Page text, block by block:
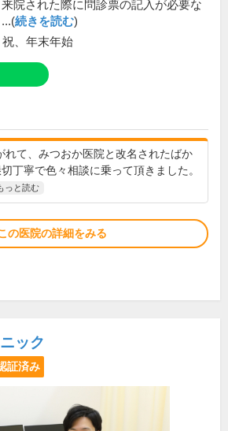
院された際に問診票の記入が必要な
続きを読む)
、年末年始
れて、みつおか医院と改名されたばか
丁寧で色々相談に乗って頂きました。
っと読む
の医院の詳細をみる
ック
証済み